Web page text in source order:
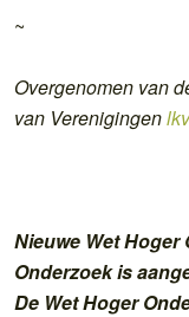
~
Overgenomen van
van Verenigingen
Nieuwe Wet
Onderzoek is
De Wet Hoger